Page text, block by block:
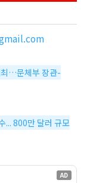
최…문체부 장관-
... 800만 달러 규모
AD